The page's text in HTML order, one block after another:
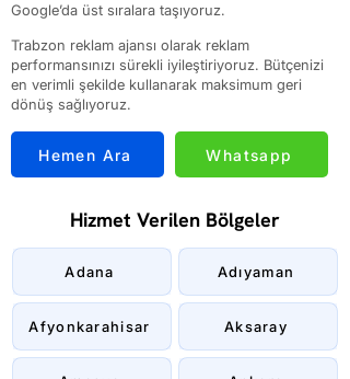
Google’da üst sıralara taşıyoruz.
Trabzon reklam ajansı olarak reklam
performansınızı sürekli iyileştiriyoruz. Bütçenizi
en verimli şekilde kullanarak maksimum geri
dönüş sağlıyoruz.
Hemen Ara Whatsapp
Hizmet Verilen Bölgeler
Adana
Afyonkarahisar
Adıyaman
Aksaray